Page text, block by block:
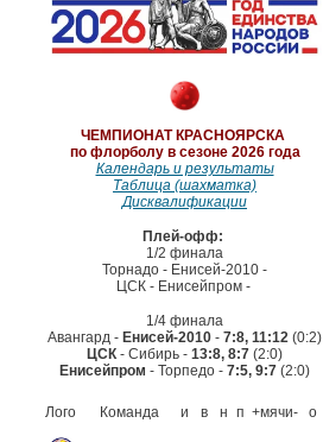
ЧЕМПИОНАТ КРАСНОЯРСКА
по флорболу в сезоне 2026 года
Календарь и результаты
Таблица (шахматка)
Дисквалификации
Плей-офф:
1/2 финала
Торнадо - Енисей-2010 -
ЦСК - Енисейпром-
1/4 финала
Авангард - Енисей-2010 - 7:8, 11:12 (0:2)
ЦСК - Сибирь - 13:8, 8:7 (2:0)
Енисейпром - Торпедо - 7:5, 9:7 (2:0)
Лого Команда и в н п +мячи- о